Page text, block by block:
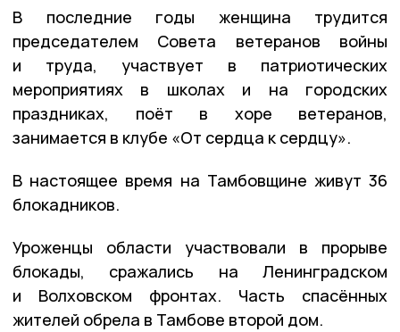
В последние годы женщина трудится
председателем Совета ветеранов войны
и труда, участвует в патриотических
мероприятиях в школах и на городских
праздниках, поёт в хоре ветеранов,
занимается в клубе «От сердца к сердцу».
В настоящее время на Тамбовщине живут 36
блокадников.
Уроженцы области участвовали в прорыве
блокады, сражались на Ленинградском
и Волховском фронтах. Часть спасённых
жителей обрела в Тамбове второй дом.